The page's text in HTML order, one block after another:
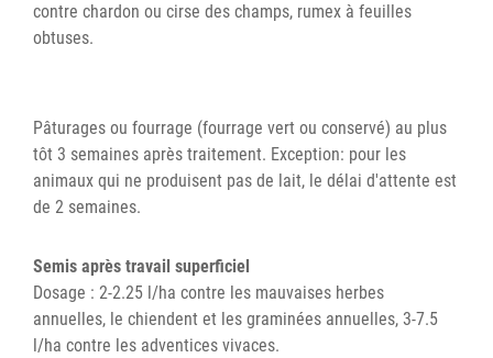
contre chardon ou cirse des champs, rumex à feuilles
obtuses.
Pâturages ou fourrage (fourrage vert ou conservé) au plus
tôt 3 semaines après traitement. Exception: pour les
animaux qui ne produisent pas de lait, le délai d'attente est
de 2 semaines.
Semis après travail superficiel
Dosage : 2-2.25 l/ha contre les mauvaises herbes
annuelles, le chiendent et les graminées annuelles, 3-7.5
l/ha contre les adventices vivaces.